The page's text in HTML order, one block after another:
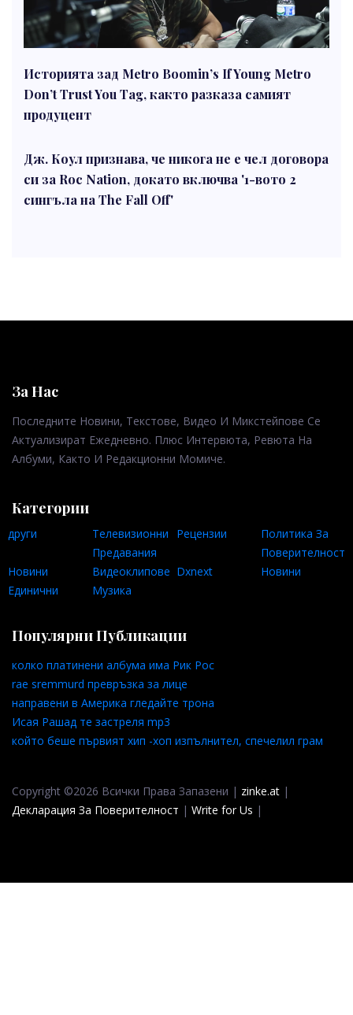
Историята зад Metro Boomin’s If Young Metro
Don’t Trust You Tag, както разказа самият
продуцент
Дж. Коул признава, че никога не е чел договора
си за Roc Nation, докато включва '1-вото 2
сингъла на The Fall Off'
За Нас
Последните Новини, Текстове, Видео И Микстейпове Се
Актуализират Ежедневно. Плюс Интервюта, Ревюта На
Албуми, Както И Редакционни Момиче.
Категории
други
Телевизионни
Предавания
Рецензии
Политика За
Поверителност
Новини
Видеоклипове Dxnext
Новини
Единични
Музика
Популярни Публикации
колко платинени албума има Рик Рос
rae sremmurd превръзка за лице
направени в Америка гледайте трона
Исая Рашад те застреля mp3
който беше първият хип -хоп изпълнител, спечелил грам
Copyright ©2026 Всички Права Запазени | zinke.at |
Декларация За Поверителност | Write for Us |